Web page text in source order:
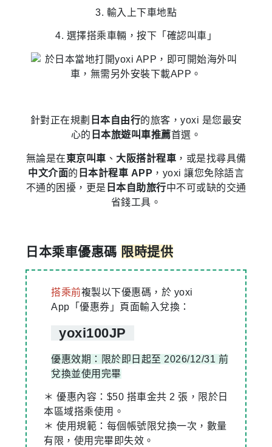
3. 輸入上下車地點
4. 選擇搭乘車輛，按下「確認叫車」
針對正在規劃 日本自由行的旅客，yoxi 是您最安
心的 日本旅遊叫車推薦首選。
無論是在東京叫車 、 大阪搭計程車 ，或是找尋具備
中文介面的 日本計程車 APP ，yoxi 讓您免除語言
不通的困擾，更是 日本自助旅行中不可或缺的交通
省錢工具。
日本乘車優惠碼 限時提供
搭乘前複製以下優惠碼，於 yoxi
App「優惠券」頁面輸入兌換：
yoxi100JP
優惠效期：限於即日起至 2026/12/31 前
兌換並使用完畢
＊ 優惠內容：$50 搭車金共 2 張，限於日
本區域搭乘使用。
＊ 使用規範：每個帳號限兌換一次，數量
有限，使用完畢即失效。